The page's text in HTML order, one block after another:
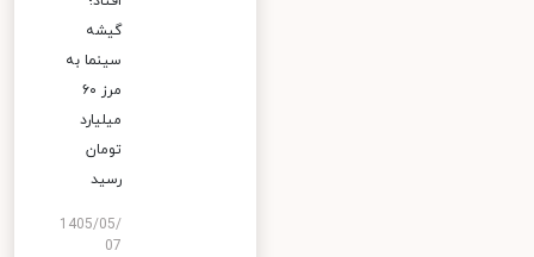
گیشه
سینما به
مرز ۶۰
میلیارد
تومان
رسید
1405/05/
07